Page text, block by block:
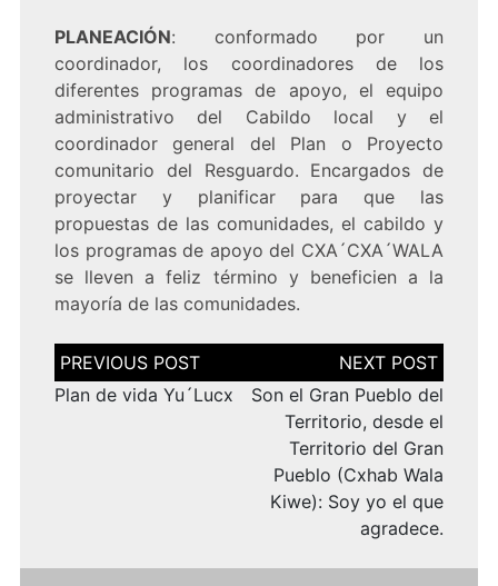
PLANEACIÓN: conformado por un
coordinador, los coordinadores de los
diferentes programas de apoyo, el equipo
administrativo del Cabildo local y el
coordinador general del Plan o Proyecto
comunitario del Resguardo. Encargados de
proyectar y planificar para que las
propuestas de las comunidades, el cabildo y
los programas de apoyo del CXA´CXA´WALA
se lleven a feliz término y beneficien a la
mayoría de las comunidades.
Navegación
de
entradas
Plan de vida Yu´Lucx
Son el Gran Pueblo del
Territorio, desde el
Territorio del Gran
Pueblo (Cxhab Wala
Kiwe): Soy yo el que
agradece.